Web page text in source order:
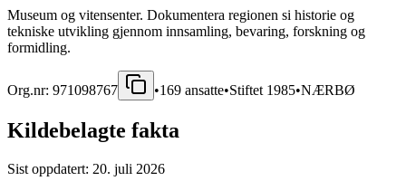
Museum og vitensenter. Dokumentera regionen si historie og
tekniske utvikling gjennom innsamling, bevaring, forskning og
formidling.
Org.nr: 971098767 •169 ansatte•Stiftet 1985•NÆRBØ
Kildebelagte fakta
Sist oppdatert: 20. juli 2026